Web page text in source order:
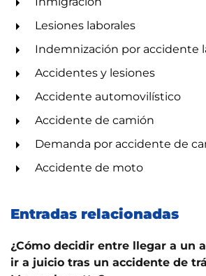
Lesiones laborales
Indemnización por accidente
Accidentes y lesiones
Accidente automovilístico
Accidente de camión
Demanda por accidente de
Accidente de moto
Entradas relacionadas
¿Cómo decidir entre llegar a un
ir a juicio tras un accidente de